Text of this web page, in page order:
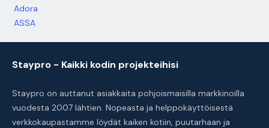
Adora
ASSA
Staypro - Kaikki kodin projekteihisi
Staypro on auttanut asiakkaita pohjoismaisilla markkinoilla
vuodesta 2007 lähtien. Nopeasta ja helppokäyttöisestä
verkkokaupastamme löydät kaiken kotiin, puutarhaan ja